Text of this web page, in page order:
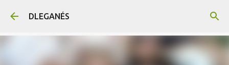
DLEGANÉS